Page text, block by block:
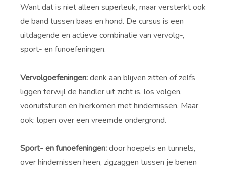
Want dat is niet alleen superleuk, maar versterkt ook
de band tussen baas en hond. De cursus is een
uitdagende en actieve combinatie van vervolg-,
sport- en funoefeningen.
Vervolgoefeningen:denk aan blijven zitten of zelfs
liggen terwijl de handler uit zicht is, los volgen,
vooruitsturen en hierkomen met hindernissen. Maar
ook: lopen over een vreemde ondergrond.
Sport- en funoefeningen:door hoepels en tunnels,
over hindernissen heen, zigzaggen tussen je benen